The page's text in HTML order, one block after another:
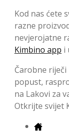
Kod nas ćete
razne
nevjerojatne
Kimbino app i
Čarobne
popust,
na Lakovi za
Otkrijte svijet